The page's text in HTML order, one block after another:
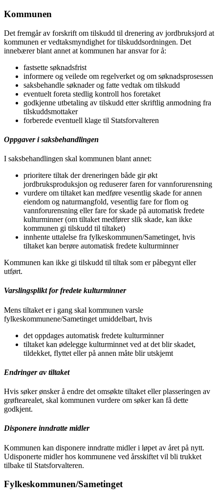
Kommunen
Det fremgår av forskrift om tilskudd til drenering av jordbruksjord at
kommunen er vedtaksmyndighet for tilskuddsordningen. Det
innebærer blant annet at kommunen har ansvar for å:
fastsette søknadsfrist
informere og veilede om regelverket og om søknadsprosessen
saksbehandle søknader og fatte vedtak om tilskudd
eventuelt foreta stedlig kontroll hos foretaket
godkjenne utbetaling av tilskudd etter skriftlig anmodning fra
tilskuddsmottaker
forberede eventuell klage til Statsforvalteren
Oppgaver i saksbehandlingen
I saksbehandlingen skal kommunen blant annet:
prioritere tiltak der dreneringen både gir økt
jordbruksproduksjon og reduserer faren for vannforurensning
vurdere om tiltaket kan medføre vesentlig skade for annen
eiendom og naturmangfold, vesentlig fare for flom og
vannforurensning eller fare for skade på automatisk fredete
kulturminner (om tiltaket medfører slik skade, kan ikke
kommunen gi tilskudd til tiltaket)
innhente uttalelse fra fylkeskommunen/Sametinget, hvis
tiltaket kan berøre automatisk fredete kulturminner
Kommunen kan ikke gi tilskudd til tiltak som er påbegynt eller
utført.
Varslingsplikt for fredete kulturminner
Mens tiltaket er i gang skal kommunen varsle
fylkeskommunene/Sametinget umiddelbart, hvis
det oppdages automatisk fredete kulturminner
tiltaket kan ødelegge kulturminnet ved at det blir skadet,
tildekket, flyttet eller på annen måte blir utskjemt
Endringer av tiltaket
Hvis søker ønsker å endre det omsøkte tiltaket eller plasseringen av
grøftearealet, skal kommunen vurdere om søker kan få dette
godkjent.
Disponere inndratte midler
Kommunen kan disponere inndratte midler i løpet av året på nytt.
Udisponerte midler hos kommunene ved årsskiftet vil bli trukket
tilbake til Statsforvalteren.
Fylkeskommunen/Sametinget